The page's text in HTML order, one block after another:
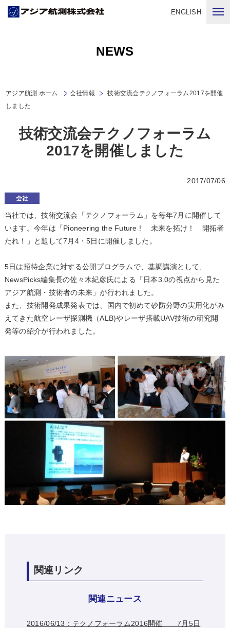
ENGLISH
NEWS
アジア航測 ホーム 会社情報
技術交流会テクノフォーラム2017を開催
しました
技術交流会テクノフォーラム
2017を開催しました
2017/07/06
当社では、技術交流会「テクノフォーラム」を毎年7月に開催して
います。今年は「Pioneering the Future ! 未来を拓け！ 開拓者
たれ！」と題して7月4・5日に開催しました。
5日は招待企業に対する公開プログラムで、基調講演として、
NewsPicks編集長の佐々木紀彦氏による「日本3.0の視点から見た
アジア航測・技術者の未来」が行われました。
また、技術開発成果発表では、国内で初めて砂防分野の実用化がみ
えてきた航空レーザ探測機（ALB)やレーザ搭載UAV技術の研究開
発等の紹介が行われました。
関連リンク
関連ニュース
2016/06/13：テクノフォーラム2016開催 7月5日